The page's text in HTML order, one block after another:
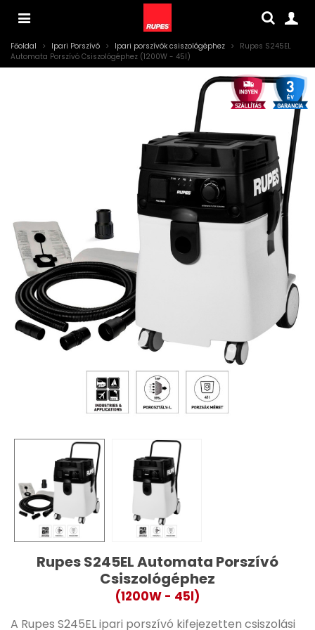
Főoldal > Ipari Porszívó > Ipari porszívók csiszológéphez > Rupes S245EL
Automata Porszívó Csiszológéphez (1200W - 45l)
Rupes S245EL Automata Porszívó
Csiszológéphez
(1200W - 45l)
A Rupes S245EL ipari porszívó kifejezetten csiszolási